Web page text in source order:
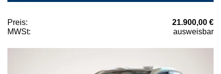
Preis:
21.900,00 €
MWSt:
ausweisbar